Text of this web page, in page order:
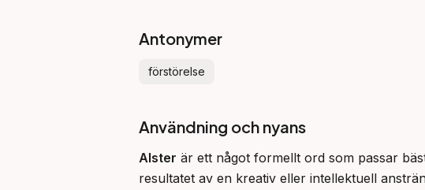
Antonymer
förstörelse
Användning och nyans
Alster är ett något formellt ord som passar
resultatet av en kreativ eller intellektuell